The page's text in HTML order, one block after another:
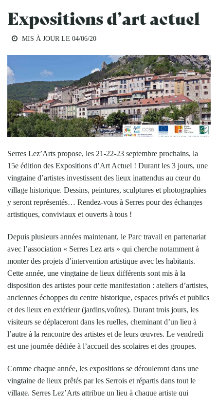
Expositions d’art actuel
MIS À JOUR LE 04/06/20
Serres Lez’Arts propose, les 21-22-23 septembre prochains, la
15e édition des Expositions d’Art Actuel ! Durant les 3 jours, une
vingtaine d’artistes investissent des lieux inattendus au cœur du
village historique. Dessins, peintures, sculptures et photographies
y seront représentés… Rendez-vous à Serres pour des échanges
artistiques, conviviaux et ouverts à tous !
Depuis plusieurs années maintenant, le Parc travail en partenariat
avec l’association « Serres Lez arts » qui cherche notamment à
monter des projets d’intervention artistique avec les habitants.
Cette année, une vingtaine de lieux différents sont mis à la
disposition des artistes pour cette manifestation : ateliers d’artistes,
anciennes échoppes du centre historique, espaces privés et publics
et des lieux en extérieur (jardins,voûtes). Durant trois jours, les
visiteurs se déplaceront dans les ruelles, cheminant d’un lieu à
l’autre à la rencontre des artistes et de leurs œuvres. Le vendredi
est une journée dédiée à l’accueil des scolaires et des groupes.
Comme chaque année, les expositions se dérouleront dans une
vingtaine de lieux prêtés par les Serrois et répartis dans tout le
village. Serres Lez’Arts attribue un lieu à chaque artiste qui